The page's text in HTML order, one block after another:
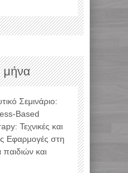
μήνα
Σεμινάριο:
Based
Τεχνικές και
Εφαρμογές στη
παιδιών και